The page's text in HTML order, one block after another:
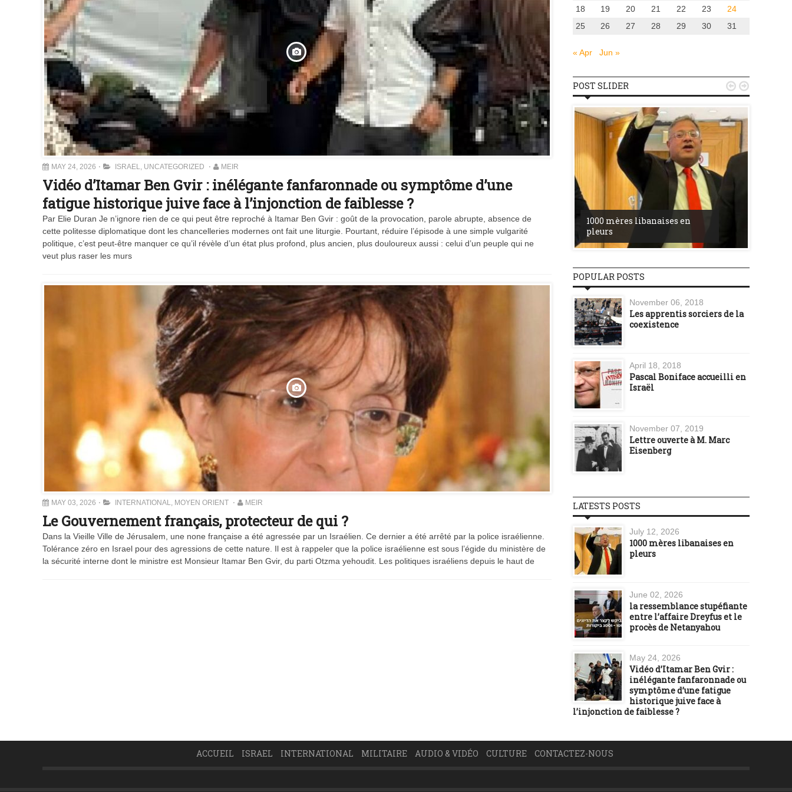
MAY 24, 2026 ISRAEL, UNCATEGORIZED MEIR
Vidéo d’Itamar Ben Gvir : inélégante fanfaronnade ou symptôme d’une
fatigue historique juive face à l’injonction de faiblesse ?
Par Elie Duran Je n’ignore rien de ce qui peut être reproché à Itamar Ben Gvir : goût de la provocation, parole abrupte, absence de
cette politesse diplomatique dont les chancelleries modernes ont fait une liturgie. Pourtant, réduire l’épisode à une simple vulgarité
politique, c’est peut-être manquer ce qu’il révèle d’un état plus profond, plus ancien, plus douloureux aussi : celui d’un peuple qui ne
veut plus raser les murs
MAY 03, 2026 INTERNATIONAL, MOYEN ORIENT MEIR
Le Gouvernement français, protecteur de qui ?
Dans la Vieille Ville de Jérusalem, une none française a été agressée par un Israélien. Ce dernier a été arrêté par la police israélienne.
Tolérance zéro en Israel pour des agressions de cette nature. Il est à rappeler que la police israélienne est sous l’égide du ministère de
la sécurité interne dont le ministre est Monsieur Itamar Ben Gvir, du parti Otzma yehoudit. Les politiques israéliens depuis le haut de
18
19 20 21 22 23
24
25
26 27 28 29 30 31
« Apr Jun »
POST SLIDER
Vidéo d’Itamar Ben Gvir :
inélégante fanfaronnade ou
historique juive face à
l’injonction de faiblesse ?
1000 mères libanaises en
pleurs
 
POPULAR POSTS
November 06, 2018
Les apprentis sorciers de la
coexistence
April 18, 2018
Pascal Boniface accueilli en
Israël
November 07, 2019
Lettre ouverte à M. Marc
Eisenberg
LATESTS POSTS
July 12, 2026
1000 mères libanaises en
pleurs
June 02, 2026
la ressemblance stupéfiante
entre l’affaire Dreyfus et le
procès de Netanyahou
May 24, 2026
Vidéo d’Itamar Ben Gvir :
inélégante fanfaronnade ou
symptôme d’une fatigue
historique juive face à
l’injonction de faiblesse ?
ACCUEIL ISRAEL INTERNATIONAL MILITAIRE AUDIO & VIDÉO CULTURE CONTACTEZ-NOUS